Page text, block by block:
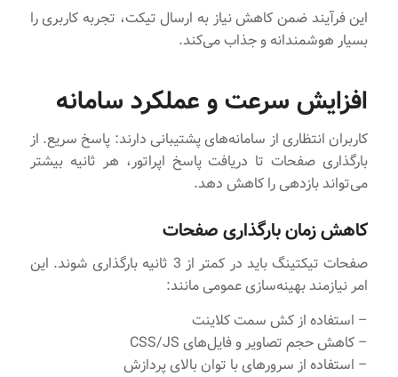
این فرآیند ضمن کاهش نیاز به ارسال تیکت، تجربه کاربری را
بسیار هوشمندانه و جذاب می‌کند.
افزایش سرعت و عملکرد سامانه
کاربران انتظاری از سامانه‌های پشتیبانی دارند: پاسخ سریع. از
بارگذاری صفحات تا دریافت پاسخ اپراتور، هر ثانیه بیشتر
می‌تواند بازدهی را کاهش دهد.
کاهش زمان بارگذاری صفحات
صفحات تیکتینگ باید در کمتر از 3 ثانیه بارگذاری شوند. این
امر نیازمند بهینه‌سازی عمومی مانند:
– استفاده از کش سمت کلاینت
– کاهش حجم تصاویر و فایل‌های CSS/JS
– استفاده از سرورهای با توان بالای پردازش